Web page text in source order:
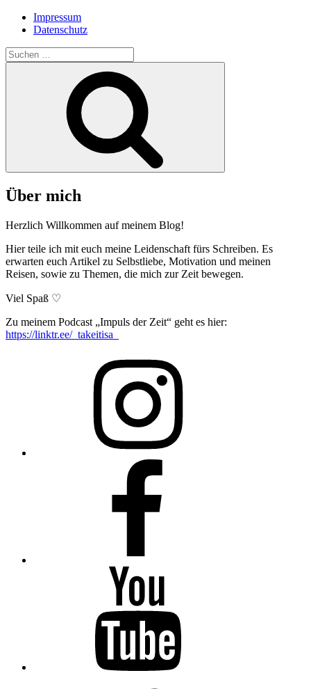
Impressum
Datenschutz
Suche
nach:
Über mich
Herzlich Willkommen auf meinem Blog!
Hier teile ich mit euch meine Leidenschaft fürs Schreiben. Es
erwarten euch Artikel zu Selbstliebe, Motivation und meinen
Reisen, sowie zu Themen, die mich zur Zeit bewegen.
Viel Spaß ♡
Zu meinem Podcast „Impuls der Zeit“ geht es hier:
https://linktr.ee/_takeitisa_